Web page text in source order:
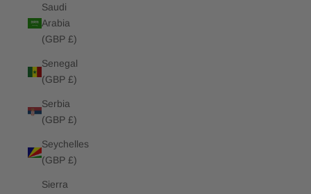
Saudi
Arabia
(GBP £)
Senegal
(GBP £)
Serbia
(GBP £)
Seychelles
(GBP £)
Sierra